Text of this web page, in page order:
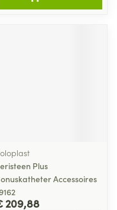
Plus
Accessoires
209,88